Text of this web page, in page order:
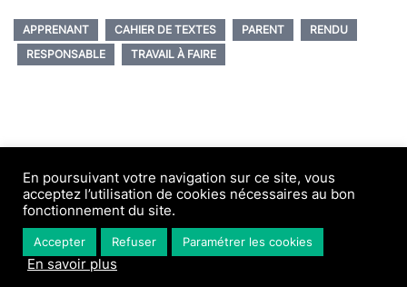
APPRENANT CAHIER DE TEXTES PARENT
RENDU
RESPONSABLE
TRAVAIL À FAIRE
© 2026 Tooltotim. Fièrement propulsé par
En poursuivant votre navigation sur ce site, vous
acceptez l’utilisation de cookies nécessaires au bon
fonctionnement du site.
Accepter Refuser Paramétrer les cookies
En savoir plus